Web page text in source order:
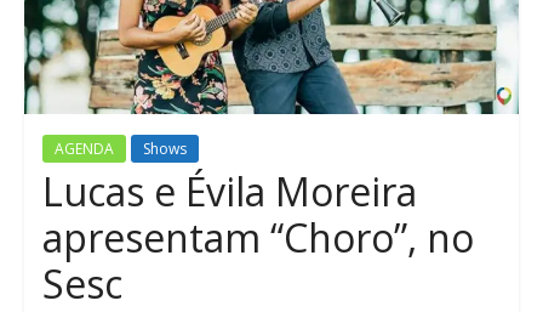
n
AGENDA Shows
Lucas e Évila Moreira
apresentam “Choro”, no
Sesc